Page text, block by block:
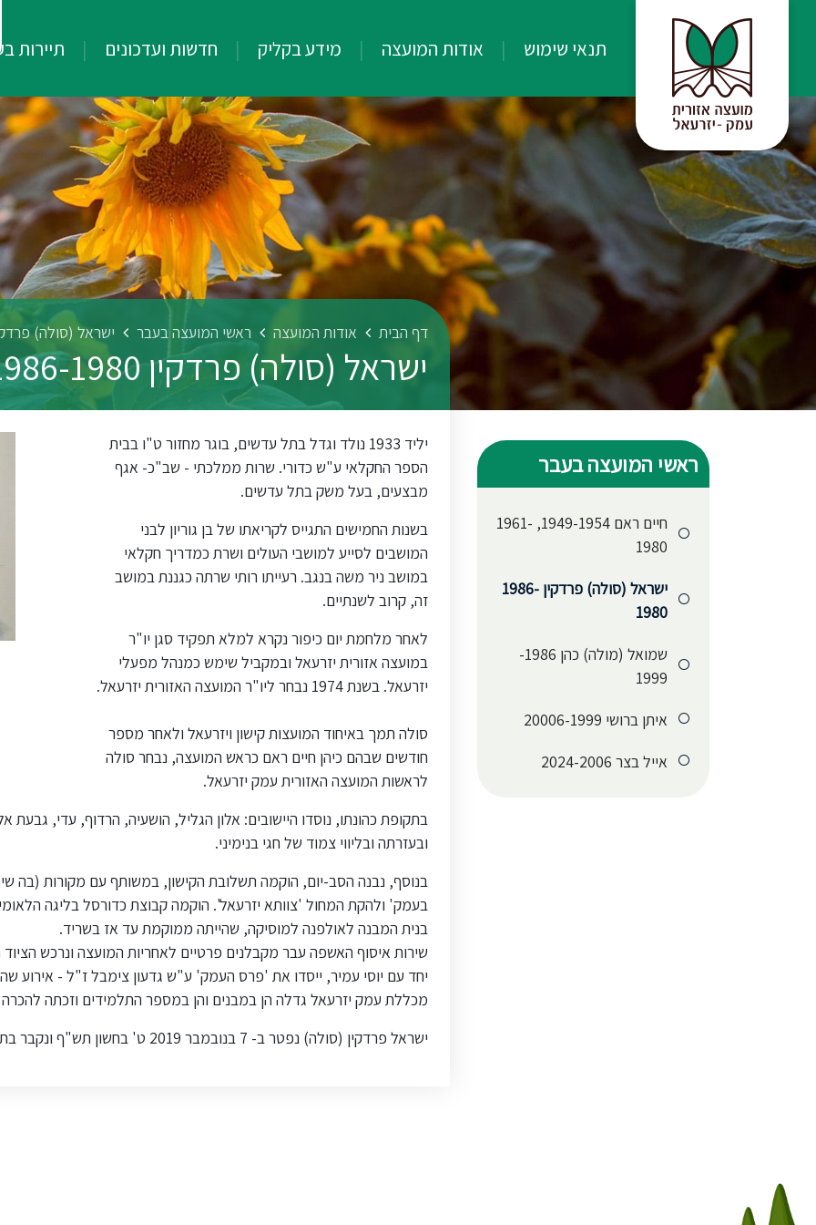
תנאי שימוש אודות המועצה מידע בקליק חדשות ועדכונים תיירות
ראשי המועצה בעבר
חיים ראם 1949-1954, 1961-
1980
ישראל (סולה) פרדקין 1986-
1980
שמואל (מולה) כהן 1986-
1999
איתן ברושי 20006-1999
אייל בצר 2024-2006
דף הבית אודות המועצה ראשי המועצה בעבר ישראל (סולה) פרדקין 1986-
ישראל (סולה) פרדקין 1986-1980
יליד 1933 נולד וגדל בתל עדשים, בוגר מחזור ט"ו בבית
הספר החקלאי ע"ש כדורי. שרות ממלכתי - שב"כ- אגף
מבצעים, בעל משק בתל עדשים.
בשנות החמישים התגייס לקריאתו של בן גוריון לבני
המושבים לסייע למושבי העולים ושרת כמדריך חקלאי
במושב ניר משה בנגב. רעייתו רותי שרתה כגננת במושב
זה, קרוב לשנתיים.
לאחר מלחמת יום כיפור נקרא למלא תפקיד סגן יו"ר
במועצה אזורית יזרעאל ובמקביל שימש כמנהל מפעלי
יזרעאל. בשנת 1974 נבחר ליו"ר המועצה האזורית יזרעאל.
סולה תמך באיחוד המועצות קישון ויזרעאל ולאחר מספר
חודשים שבהם כיהן חיים ראם כראש המועצה, נבחר סולה
לראשות המועצה האזורית עמק יזרעאל.
בתקופת כהונתו, נוסדו היישובים: אלון הגליל, הושעיה, הרדוף, עדי,
ובעזרתה ובליווי צמוד של חגי בנימיני.
בנוסף, נבנה הסב-יום, הוקמה תשלובת הקישון, במשותף עם מקורות (בה
בעמק' ולהקת המחול 'צוותא יזרעאל'. הוקמה קבוצת כדורסל בליגה
בנית המבנה לאולפנה למוסיקה, שהייתה ממוקמת עד אז בשריד.
שירות איסוף האשפה עבר מקבלנים פרטיים לאחריות המועצה ונרכש
יחד עם יוסי עמיר, ייסדו את 'פרס העמק' ע"ש גדעון צימבל ז"ל - אירוע
מכללת עמק יזרעאל גדלה הן במבנים והן במספר התלמידים וזכתה
ישראל פרדקין (סולה) נפטר ב- 7 בנובמבר 2019 ט' בחשון תש"ף ונקבר בתל עדשים.